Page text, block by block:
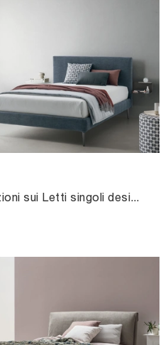
Clicca e ottieni informazioni sui Letti singoli design di V&Nice! Il modello Sander in tessuto ti sta aspettando.